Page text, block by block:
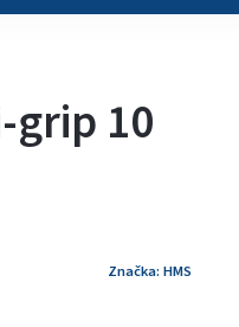
grip 10
Značka: HMS